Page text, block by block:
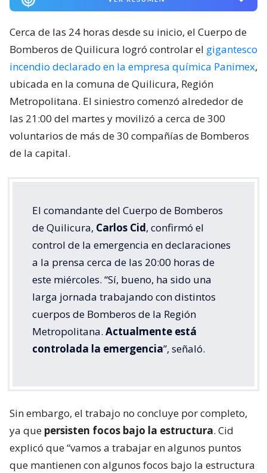
Cerca de las 24 horas desde su inicio, el Cuerpo de
Bomberos de Quilicura logró controlar el gigantesco
incendio declarado en la empresa química Panimex,
ubicada en la comuna de Quilicura, Región
Metropolitana. El siniestro comenzó alrededor de
las 21:00 del martes y movilizó a cerca de 300
voluntarios de más de 30 compañías de Bomberos
de la capital.
El comandante del Cuerpo de Bomberos
de Quilicura, Carlos Cid, confirmó el
control de la emergencia en declaraciones
a la prensa cerca de las 20:00 horas de
este miércoles. “Sí, bueno, ha sido una
larga jornada trabajando con distintos
cuerpos de Bomberos de la Región
Metropolitana. Actualmente está
controlada la emergencia”, señaló.
Sin embargo, el trabajo no concluye por completo,
ya que persisten focos bajo la estructura. Cid
explicó que “vamos a trabajar en algunos puntos
que mantienen con algunos focos bajo la estructura